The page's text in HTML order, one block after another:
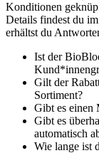
Konditionen
Details findest du
erhältst du
Ist der
Gilt der
Sortiment?
Gibt es einen
Gibt es
automatisch
Wie lange ist